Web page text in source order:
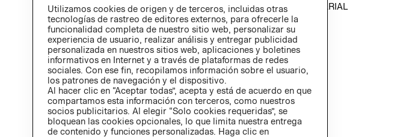
POLÍTICA EMPRESARIAL
Utilizamos cookies de origen y de terceros, incluidas otras
tecnologías de rastreo de editores externos, para ofrecerle la
funcionalidad completa de nuestro sitio web, personalizar su
experiencia de usuario, realizar análisis y entregar publicidad
personalizada en nuestros sitios web, aplicaciones y boletines
informativos en Internet y a través de plataformas de redes
sociales. Con ese fin, recopilamos información sobre el usuario,
los patrones de navegación y el dispositivo.
Al hacer clic en “Aceptar todas”, acepta y está de acuerdo en que
compartamos esta información con terceros, como nuestros
socios publicitarios. Al elegir “Solo cookies requeridas”, se
bloquean las cookies opcionales, lo que limita nuestra entrega
de contenido y funciones personalizadas. Haga clic en